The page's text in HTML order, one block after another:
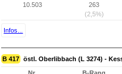
10.503
263
(2,5%)
Infos...
B 417 östl. Oberlibbach (L 3274) -